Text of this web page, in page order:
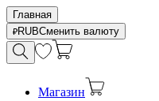
Главная
RUBСменить валюту
Магазин